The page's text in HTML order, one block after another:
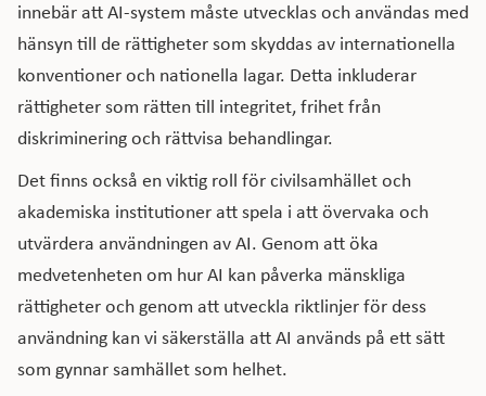
innebär att AI-system måste utvecklas och användas med
hänsyn till de rättigheter som skyddas av internationella
konventioner och nationella lagar. Detta inkluderar
rättigheter som rätten till integritet, frihet från
diskriminering och rättvisa behandlingar.
Det finns också en viktig roll för civilsamhället och
akademiska institutioner att spela i att övervaka och
utvärdera användningen av AI. Genom att öka
medvetenheten om hur AI kan påverka mänskliga
rättigheter och genom att utveckla riktlinjer för dess
användning kan vi säkerställa att AI används på ett sätt
som gynnar samhället som helhet.